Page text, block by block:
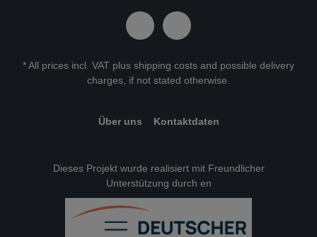
* All prices incl. VAT plus shipping costs and possible delivery
charges, if not stated otherwise.
Über uns Kontaktdaten
Dieses Projekt wurde realisiert mit Freundlicher
Unterstützung durch en